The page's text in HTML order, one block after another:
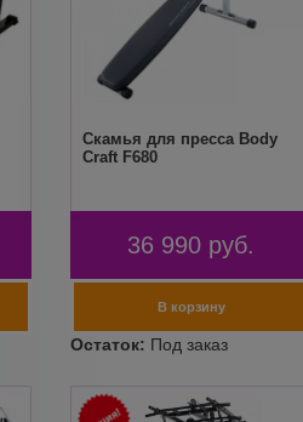
Скамья для пресса Body
Craft F680
36 990 руб.